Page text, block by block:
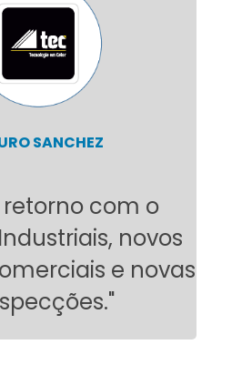
SANCHEZ
retorno com o
novos
e novas